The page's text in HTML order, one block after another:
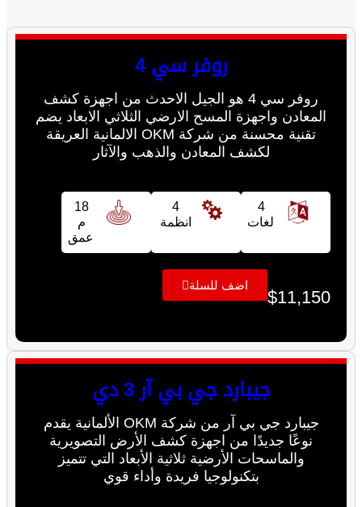
روفر سي 4
روفر سي 4 هو الجيل الاحدث من اجهزة كشف
المعادن واجهزة المسح الارضي الثلاثي الابعاد يضم
تقنية محسنة من شركة OKM الالمانية العريقة
لكشف المعادن والذهب والآثار
4
لغات
4
انظمة
18
م
عمق
$11,150
اضف للسلة
جيبارد جي بي آر 3 دي
جيبارد جي بي آر من شركة OKM الألمانية يقدم
نوعًا جديدًا من اجهزة كشف الأرض التصويرية
والماسحات الأرضية ثلاثية الأبعاد التي تتميز
بتكنولوجيا فريدة وأداء قوي